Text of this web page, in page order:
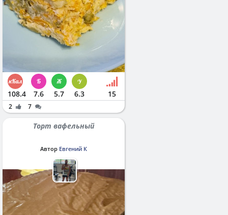
108.4 7.6 5.7 6.3 15
2 7
Торт вафельный
Автор Евгений К